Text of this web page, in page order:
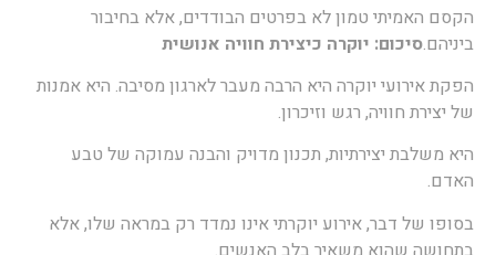
הקסם האמיתי טמון לא בפרטים הבודדים, אלא בחיבור
ביניהם.סיכום: יוקרה כיצירת חוויה אנושית
הפקת אירועי יוקרה היא הרבה מעבר לארגון מסיבה. היא אמנות
של יצירת חוויה, רגש וזיכרון.
היא משלבת יצירתיות, תכנון מדויק והבנה עמוקה של טבע
האדם.
בסופו של דבר, אירוע יוקרתי אינו נמדד רק במראה שלו, אלא